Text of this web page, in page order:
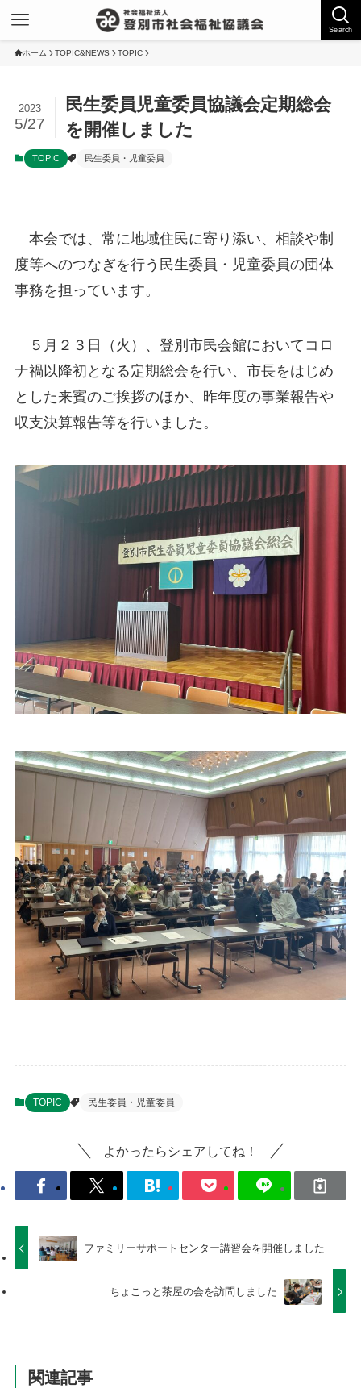
Search
ホーム TOPIC&NEWS TOPIC
民生委員児童委員協議会定期総会
を開催しました
2023
5/27
TOPIC 民生委員・児童委員
本会では、常に地域住民に寄り添い、相談や制
度等へのつなぎを行う民生委員・児童委員の団体
事務を担っています。
５月２３日（火）、登別市民会館においてコロ
ナ禍以降初となる定期総会を行い、市長をはじめ
とした来賓のご挨拶のほか、昨年度の事業報告や
収支決算報告等を行いました。
TOPIC 民生委員・児童委員
よかったらシェアしてね！
ファミリーサポートセンター講習会を開催しました
ちょこっと茶屋の会を訪問しました
関連記事